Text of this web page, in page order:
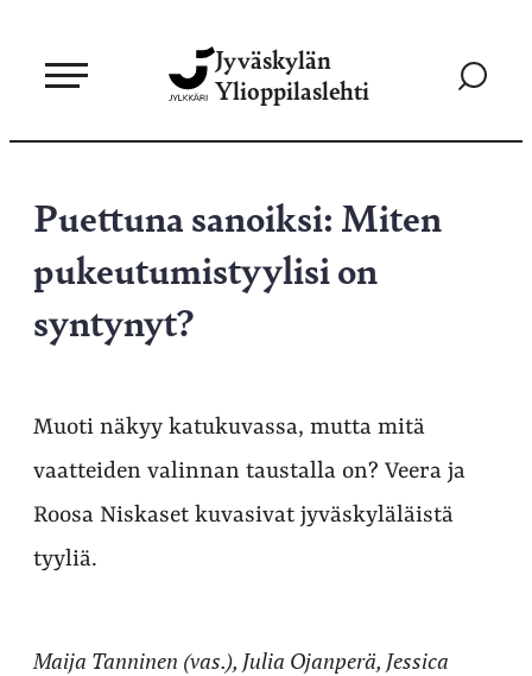
sisältöön
Jyväskylän
Ylioppilaslehti
Siirry
Puettuna sanoiksi: Miten
pukeutumistyylisi on
syntynyt?
Muoti näkyy katukuvassa, mutta mitä
vaatteiden valinnan taustalla on? Veera ja
Roosa Niskaset kuvasivat jyväskyläläistä
tyyliä.
Maija Tanninen (vas.), Julia Ojanperä, Jessica